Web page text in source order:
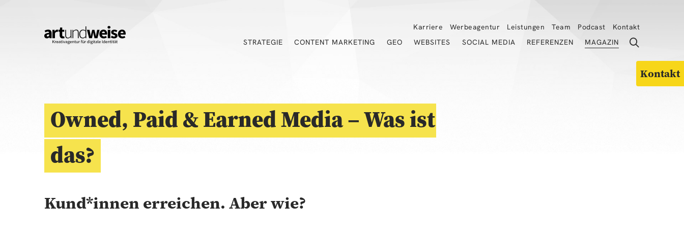
Karriere Werbeagentur Leistungen Team Podcast
Kontakt
STRATEGIE
CONTENT MARKETING GEO WEBSITES SOCIAL MEDIA REFERENZEN MAGAZIN
Owned, Paid & Earned Media – Was ist
das?
Kund*innen erreichen. Aber wie?
Kontakt